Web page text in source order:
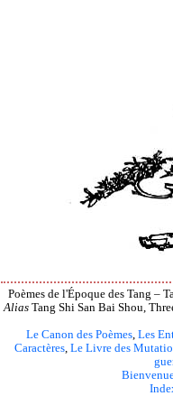
Poèmes de l'Époque des Tang –
Alias Tang Shi San Bai Shou,
Le Canon des Poèmes, Les
Caractères, Le Livre des